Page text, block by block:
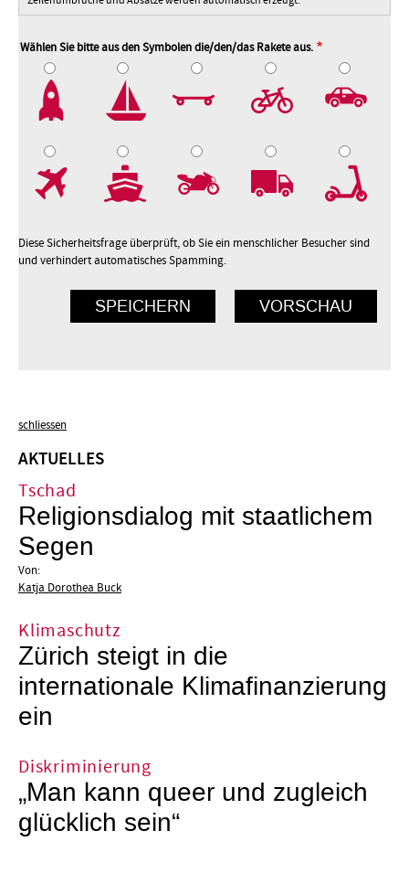
Wählen Sie bitte aus den Symbolen die/den/das Rakete aus.
Diese Sicherheitsfrage überprüft, ob Sie ein menschlicher Besucher sind
und verhindert automatisches Spamming.
schliessen
AKTUELLES
Tschad
Religionsdialog mit staatlichem
Segen
Von:
Katja Dorothea Buck
Klimaschutz
Zürich steigt in die
internationale Klimafinanzierung
ein
Diskriminierung
„Man kann queer und zugleich
glücklich sein“